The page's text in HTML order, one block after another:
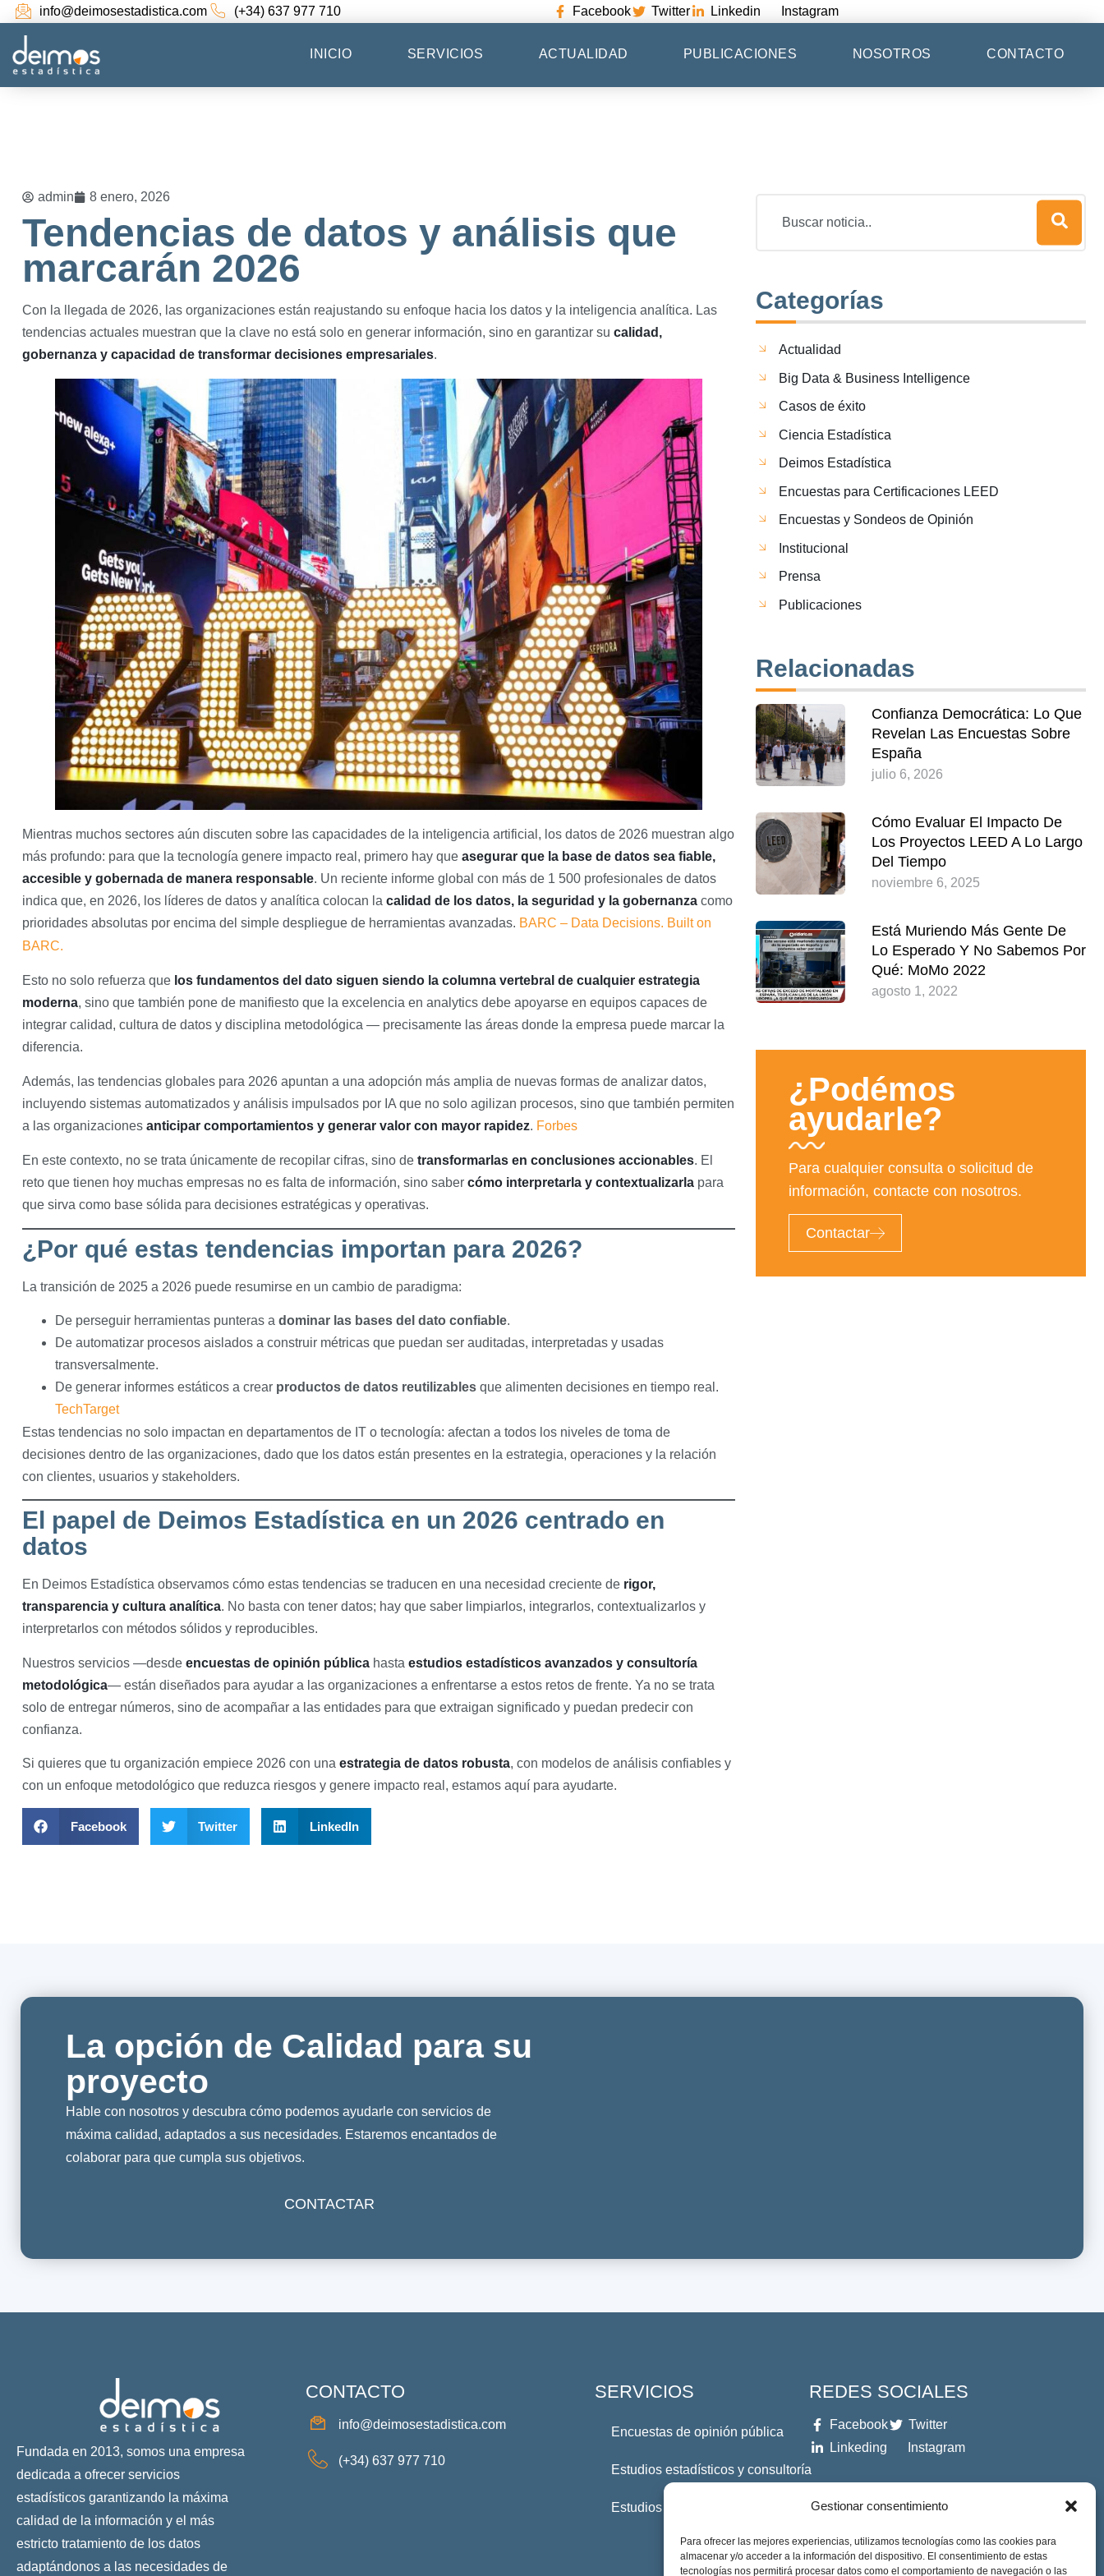
Gestionar consentimiento
Para ofrecer las mejores experiencias, utilizamos tecnologías como las cookies para
almacenar y/o acceder a la información del dispositivo. El consentimiento de estas
tecnologías nos permitirá procesar datos como el comportamiento de navegación o las
info@deimosestadistica.com (+34) 637 977 710 Facebook Twitter Linkedin Instagram
INICIO SERVICIOS ACTUALIDAD PUBLICACIONES NOSOTROS CONTACTO
admin 8 enero, 2026
Tendencias de datos y análisis que
marcarán 2026
Con la llegada de 2026, las organizaciones están reajustando su enfoque hacia los datos y la inteligencia analítica. Las
tendencias actuales muestran que la clave no está solo en generar información, sino en garantizar su calidad,
gobernanza y capacidad de transformar decisiones empresariales.
Mientras muchos sectores aún discuten sobre las capacidades de la inteligencia artificial, los datos de 2026 muestran algo
más profundo: para que la tecnología genere impacto real, primero hay que asegurar que la base de datos sea fiable,
accesible y gobernada de manera responsable. Un reciente informe global con más de 1 500 profesionales de datos
indica que, en 2026, los líderes de datos y analítica colocan la calidad de los datos, la seguridad y la gobernanza como
prioridades absolutas por encima del simple despliegue de herramientas avanzadas. BARC – Data Decisions. Built on
BARC.
Esto no solo refuerza que los fundamentos del dato siguen siendo la columna vertebral de cualquier estrategia
moderna, sino que también pone de manifiesto que la excelencia en analytics debe apoyarse en equipos capaces de
integrar calidad, cultura de datos y disciplina metodológica — precisamente las áreas donde la empresa puede marcar la
diferencia.
Además, las tendencias globales para 2026 apuntan a una adopción más amplia de nuevas formas de analizar datos,
incluyendo sistemas automatizados y análisis impulsados por IA que no solo agilizan procesos, sino que también permiten
a las organizaciones anticipar comportamientos y generar valor con mayor rapidez. Forbes
En este contexto, no se trata únicamente de recopilar cifras, sino de transformarlas en conclusiones accionables. El
reto que tienen hoy muchas empresas no es falta de información, sino saber cómo interpretarla y contextualizarla para
que sirva como base sólida para decisiones estratégicas y operativas.
¿Por qué estas tendencias importan para 2026?
La transición de 2025 a 2026 puede resumirse en un cambio de paradigma:
De perseguir herramientas punteras a dominar las bases del dato confiable.
De automatizar procesos aislados a construir métricas que puedan ser auditadas, interpretadas y usadas
transversalmente.
De generar informes estáticos a crear productos de datos reutilizables que alimenten decisiones en tiempo real.
TechTarget
Estas tendencias no solo impactan en departamentos de IT o tecnología: afectan a todos los niveles de toma de
decisiones dentro de las organizaciones, dado que los datos están presentes en la estrategia, operaciones y la relación
con clientes, usuarios y stakeholders.
El papel de Deimos Estadística en un 2026 centrado en
datos
En Deimos Estadística observamos cómo estas tendencias se traducen en una necesidad creciente de rigor,
transparencia y cultura analítica. No basta con tener datos; hay que saber limpiarlos, integrarlos, contextualizarlos y
interpretarlos con métodos sólidos y reproducibles.
Nuestros servicios —desde encuestas de opinión pública hasta estudios estadísticos avanzados y consultoría
metodológica— están diseñados para ayudar a las organizaciones a enfrentarse a estos retos de frente. Ya no se trata
solo de entregar números, sino de acompañar a las entidades para que extraigan significado y puedan predecir con
confianza.
Si quieres que tu organización empiece 2026 con una estrategia de datos robusta, con modelos de análisis confiables y
con un enfoque metodológico que reduzca riesgos y genere impacto real, estamos aquí para ayudarte.
Facebook Twitter LinkedIn
Categorías
Actualidad
Big Data & Business Intelligence
Casos de éxito
Ciencia Estadística
Deimos Estadística
Encuestas para Certificaciones LEED
Encuestas y Sondeos de Opinión
Institucional
Prensa
Publicaciones
Relacionadas
Confianza Democrática: Lo Que
Revelan Las Encuestas Sobre
España
julio 6, 2026
Cómo Evaluar El Impacto De
Los Proyectos LEED A Lo Largo
Del Tiempo
noviembre 6, 2025
Está Muriendo Más Gente De
Lo Esperado Y No Sabemos Por
Qué: MoMo 2022
agosto 1, 2022
¿Podémos
ayudarle?
Para cualquier consulta o solicitud de
información, contacte con nosotros.
Contactar
La opción de Calidad para su
proyecto
Hable con nosotros y descubra cómo podemos ayudarle con servicios de
máxima calidad, adaptados a sus necesidades. Estaremos encantados de
colaborar para que cumpla sus objetivos.
CONTACTAR
Fundada en 2013, somos una empresa
dedicada a ofrecer servicios
estadísticos garantizando la máxima
calidad de la información y el más
estricto tratamiento de los datos
adaptándonos a las necesidades de
CONTACTO
info@deimosestadistica.com
(+34) 637 977 710
SERVICIOS
Encuestas de opinión pública
Estudios estadísticos y consultoría
Estudios Profesionales
REDES SOCIALES
Facebook
Twitter
Linkeding
Instagram